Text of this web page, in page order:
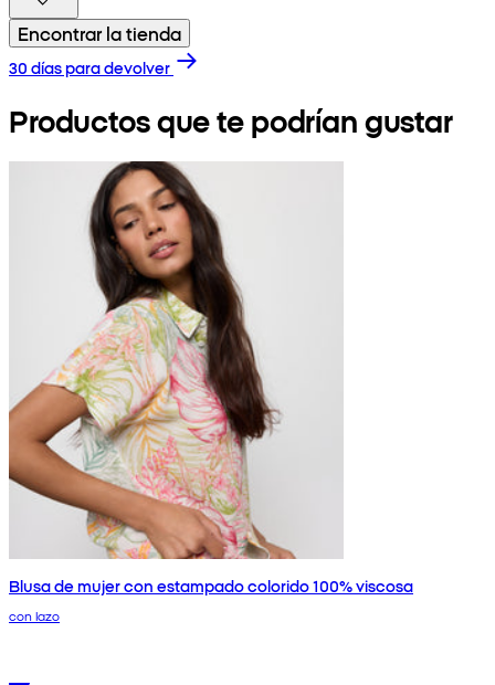
Encontrar la tienda
30 días para devolver
Productos que te podrían gustar
Blusa de mujer con estampado colorido 100% viscosa
con lazo